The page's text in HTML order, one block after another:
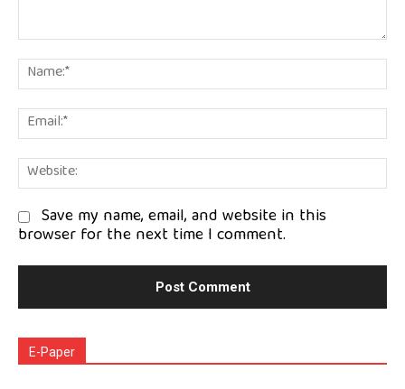
Comment:
Save my name, email, and website in this
browser for the next time I comment.
E-Paper